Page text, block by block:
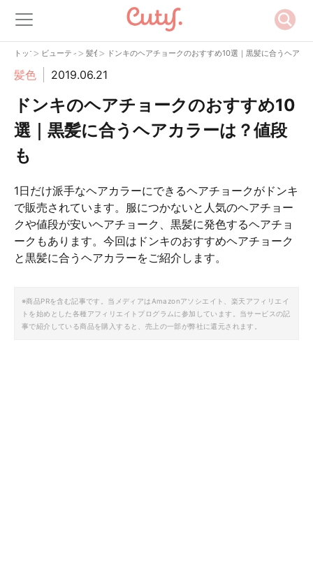
トップ> ビューティー
> 髪色> ドンキのヘアチョークのおすすめ10選｜黒髪に合うヘアカ
髪色 2019.06.21
ドンキのヘアチョークのおすすめ10
選｜黒髪に合うヘアカラーは？値段
も
1日だけ派手なヘアカラーにできるヘアチョークがドンキ
で販売されています。服につかないと人気のヘアチョー
クや値段が安いヘアチョーク、黒髪に発色するヘアチョ
ークもあります。今回はドンキのおすすめヘアチョーク
と黒髪に合うヘアカラーをご紹介します。
※商品PRを含む記事です。当メディアはAmazonアソシエイト、楽天アフィリエイ
トを始めとした各種アフィリエイトプログラムに参加しています。当サービスの記
事で紹介している商品を購入すると、売上の一部が弊社に還元されます。